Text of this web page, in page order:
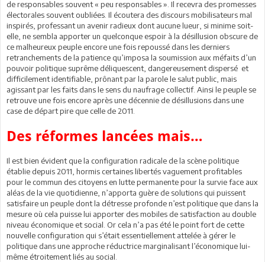
de responsables souvent « peu responsables ». Il recevra des promesses
électorales souvent oubliées. Il écoutera des discours mobilisateurs mal
inspirés, professant un avenir radieux dont aucune lueur, si minime soit-
elle, ne sembla apporter un quelconque espoir à la désillusion obscure de
ce malheureux peuple encore une fois repoussé dans les derniers
retranchements de la patience qu’imposa la soumission aux méfaits d’un
pouvoir politique suprême déliquescent, dangereusement dispersé et
difficilement identifiable, prônant par la parole le salut public, mais
agissant par les faits dans le sens du naufrage collectif. Ainsi le peuple se
retrouve une fois encore après une décennie de désillusions dans une
case de départ pire que celle de 2011.
Des réformes lancées mais…
Il est bien évident que la configuration radicale de la scène politique
établie depuis 2011, hormis certaines libertés vaguement profitables
pour le commun des citoyens en lutte permanente pour la survie face aux
aléas de la vie quotidienne, n’apporta guère de solutions qui puissent
satisfaire un peuple dont la détresse profonde n’est politique que dans la
mesure où cela puisse lui apporter des mobiles de satisfaction au double
niveau économique et social. Or cela n’a pas été le point fort de cette
nouvelle configuration qui s’était essentiellement attelée à gérer le
politique dans une approche réductrice marginalisant l’économique lui-
même étroitement liés au social.